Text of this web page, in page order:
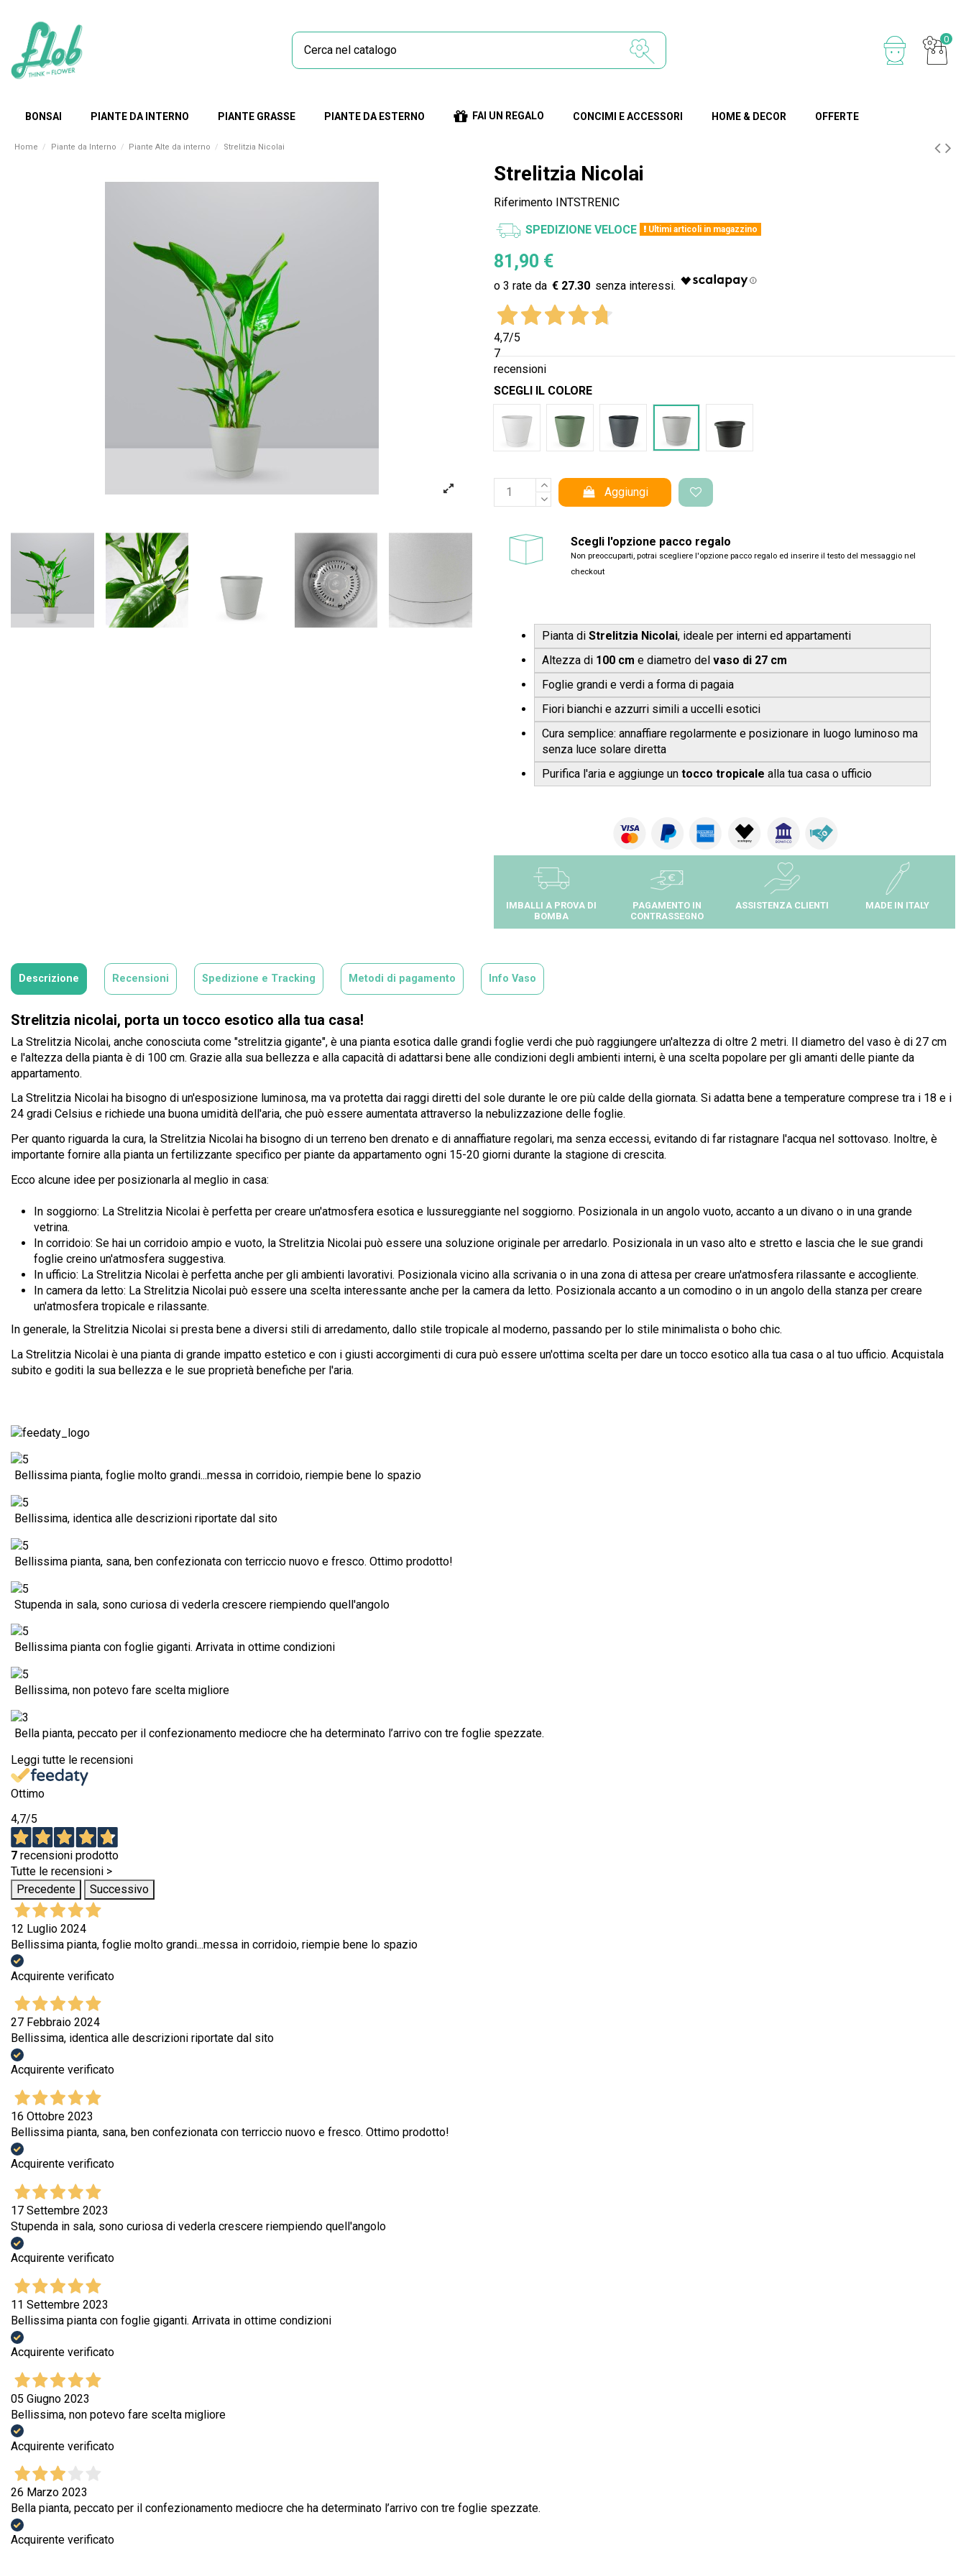
0
BONSAI PIANTE DA INTERNO PIANTE GRASSE PIANTE DA ESTERNO FAI UN REGALO CONCIMI E ACCESSORI HOME & DECOR OFFERTE
Home Piante da Interno Piante Alte da interno Strelitzia Nicolai
Strelitzia Nicolai
Riferimento INTSTRENIC
SPEDIZIONE VELOCE Ultimi articoli in magazzino
81,90 €
€ 27.30
4,7/5
7
recensioni
SCEGLI IL COLORE
Bianco TeraVerde TeraAntracite TeraGrigio Tera
Aggiungi
Scegli l'opzione pacco regalo
Non preoccuparti, potrai scegliere l'opzione pacco regalo ed inserire il testo del messaggio nel
checkout
Pianta di Strelitzia Nicolai, ideale per interni ed appartamenti
Altezza di 100 cm e diametro del vaso di 27 cm
Foglie grandi e verdi a forma di pagaia
Fiori bianchi e azzurri simili a uccelli esotici
Cura semplice: annaffiare regolarmente e posizionare in luogo luminoso ma
senza luce solare diretta
Purifica l'aria e aggiunge un tocco tropicale alla tua casa o ufficio
IMBALLI A PROVA DI
BOMBA
PAGAMENTO IN
CONTRASSEGNO
ASSISTENZA CLIENTI MADE IN ITALY
Descrizione Recensioni Spedizione e Tracking Metodi di pagamento Info Vaso
Strelitzia nicolai, porta un tocco esotico alla tua casa!
La Strelitzia Nicolai, anche conosciuta come "strelitzia gigante", è una pianta esotica dalle grandi foglie verdi che può raggiungere un'altezza di oltre 2 metri. Il diametro del vaso è di 27 cm
e l'altezza della pianta è di 100 cm. Grazie alla sua bellezza e alla capacità di adattarsi bene alle condizioni degli ambienti interni, è una scelta popolare per gli amanti delle piante da
appartamento.
La Strelitzia Nicolai ha bisogno di un'esposizione luminosa, ma va protetta dai raggi diretti del sole durante le ore più calde della giornata. Si adatta bene a temperature comprese tra i 18 e i
24 gradi Celsius e richiede una buona umidità dell'aria, che può essere aumentata attraverso la nebulizzazione delle foglie.
Per quanto riguarda la cura, la Strelitzia Nicolai ha bisogno di un terreno ben drenato e di annaffiature regolari, ma senza eccessi, evitando di far ristagnare l'acqua nel sottovaso. Inoltre, è
importante fornire alla pianta un fertilizzante specifico per piante da appartamento ogni 15-20 giorni durante la stagione di crescita.
Ecco alcune idee per posizionarla al meglio in casa:
In soggiorno: La Strelitzia Nicolai è perfetta per creare un'atmosfera esotica e lussureggiante nel soggiorno. Posizionala in un angolo vuoto, accanto a un divano o in una grande
vetrina.
In corridoio: Se hai un corridoio ampio e vuoto, la Strelitzia Nicolai può essere una soluzione originale per arredarlo. Posizionala in un vaso alto e stretto e lascia che le sue grandi
foglie creino un'atmosfera suggestiva.
In ufficio: La Strelitzia Nicolai è perfetta anche per gli ambienti lavorativi. Posizionala vicino alla scrivania o in una zona di attesa per creare un'atmosfera rilassante e accogliente.
In camera da letto: La Strelitzia Nicolai può essere una scelta interessante anche per la camera da letto. Posizionala accanto a un comodino o in un angolo della stanza per creare
un'atmosfera tropicale e rilassante.
In generale, la Strelitzia Nicolai si presta bene a diversi stili di arredamento, dallo stile tropicale al moderno, passando per lo stile minimalista o boho chic.
La Strelitzia Nicolai è una pianta di grande impatto estetico e con i giusti accorgimenti di cura può essere un'ottima scelta per dare un tocco esotico alla tua casa o al tuo ufficio. Acquistala
subito e goditi la sua bellezza e le sue proprietà benefiche per l'aria.
Bellissima pianta, foglie molto grandi...messa in corridoio, riempie bene lo spazio
Bellissima, identica alle descrizioni riportate dal sito
Bellissima pianta, sana, ben confezionata con terriccio nuovo e fresco. Ottimo prodotto!
Stupenda in sala, sono curiosa di vederla crescere riempiendo quell'angolo
Bellissima pianta con foglie giganti. Arrivata in ottime condizioni
Bellissima, non potevo fare scelta migliore
Bella pianta, peccato per il confezionamento mediocre che ha determinato l’arrivo con tre foglie spezzate.
Leggi tutte le recensioni
Ottimo
4,7/5
7 recensioni prodotto
Tutte le recensioni >
Precedente
Successivo
12 Luglio 2024
Bellissima pianta, foglie molto grandi...messa in corridoio, riempie bene lo spazio
Acquirente verificato
27 Febbraio 2024
Bellissima, identica alle descrizioni riportate dal sito
Acquirente verificato
16 Ottobre 2023
Bellissima pianta, sana, ben confezionata con terriccio nuovo e fresco. Ottimo prodotto!
Acquirente verificato
17 Settembre 2023
Stupenda in sala, sono curiosa di vederla crescere riempiendo quell'angolo
Acquirente verificato
11 Settembre 2023
Bellissima pianta con foglie giganti. Arrivata in ottime condizioni
Acquirente verificato
05 Giugno 2023
Bellissima, non potevo fare scelta migliore
Acquirente verificato
26 Marzo 2023
Bella pianta, peccato per il confezionamento mediocre che ha determinato l’arrivo con tre foglie spezzate.
Acquirente verificato